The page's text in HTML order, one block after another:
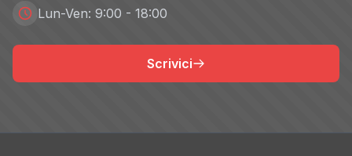
Lun-Ven: 9:00 - 18:00
Scrivici